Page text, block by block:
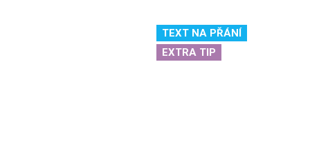
hvězdiček.
TEXT NA PŘÁNÍ
EXTRA TIP